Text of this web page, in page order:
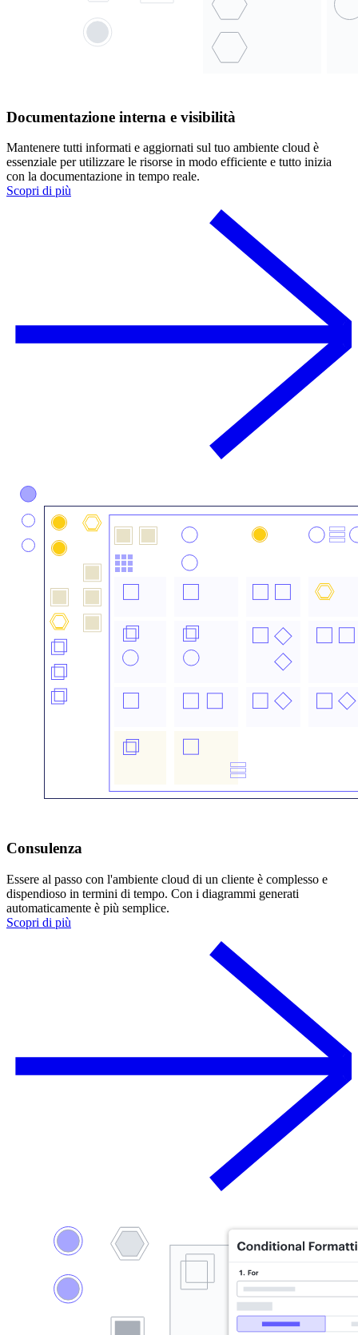
Documentazione interna e visibilità
Mantenere tutti informati e aggiornati sul tuo ambiente cloud è
essenziale per utilizzare le risorse in modo efficiente e tutto inizia
con la documentazione in tempo reale.
Scopri di più
Consulenza
Essere al passo con l'ambiente cloud di un cliente è complesso e
dispendioso in termini di tempo. Con i diagrammi generati
automaticamente è più semplice.
Scopri di più